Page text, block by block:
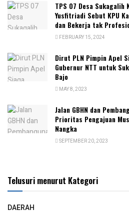
TPS 07 Desa Sukagalih
Yusfitriadi Sebut KPU
dan Bekerja tak
FEBRUARY 15, 2024
Dirut PLN Pimpin Apel
Gubernur NTT untuk
Bajo
MAY 8, 2023
Jalan GBHN dan
Prioritas Pengajuan
Nangka
SEPTEMBER 20, 2023
Telusuri menurut Kategori
DAERAH